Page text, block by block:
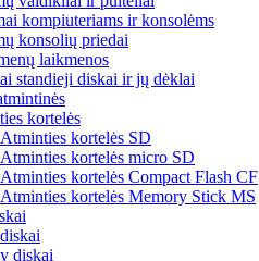
kompiuteriams ir konsolėms
konsolių priedai
laikmenos
standieji diskai ir jų dėklai
kortelės
Atminties kortelės SD
Atminties kortelės micro SD
Atminties kortelės Compact Flash CF
Atminties kortelės Memory Stick MS
diskai